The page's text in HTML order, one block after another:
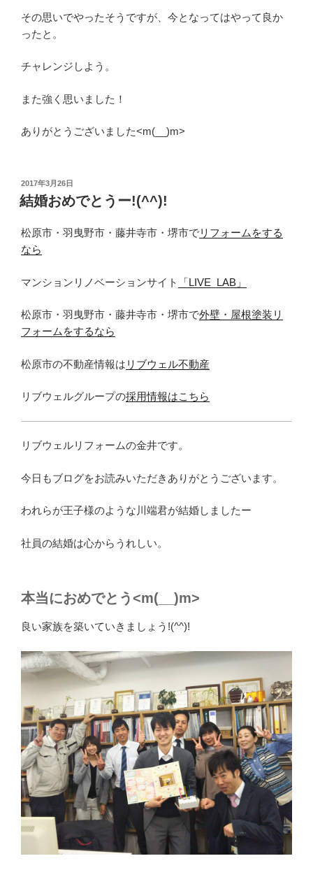
その思いでやったそうですが、今となってはやって良か
ったと。
チャレンジしよう。
また強く思いました！
ありがとうございました<m(__)m>
投
稿
日:
2017年3月26日
結婚おめでとうー!(^^)!
松原市・羽曳野市・藤井寺市・堺市でリフォームをする
なら
マンションリノベーションサイト 「LIVE_LAB」
松原市・羽曳野市・藤井寺市・堺市で外壁・屋根塗装リ
フォームをするなら
松原市の不動産情報は リブウェル不動産
リブウェルグループの採用情報はこちら
リブウェルリフォームの金井です。
今日もブログをお読みいただきありがとうございます。
われらが王子様のような川端君が結婚しましたー
社員の結婚は心からうれしい。
本当におめでとう<m(__)m>
良い家族を築いていきましょう!(^^)!